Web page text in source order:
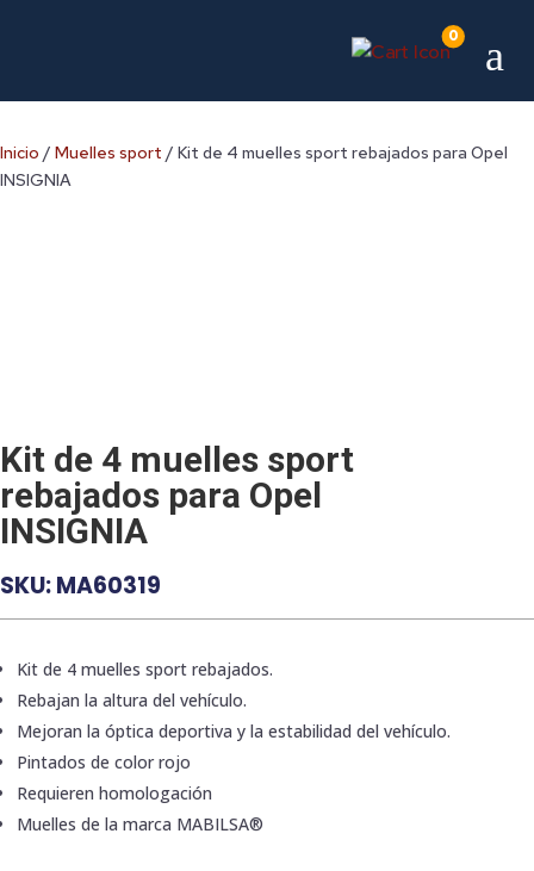
0 a
Inicio / Muelles sport / Kit de 4 muelles sport rebajados para Opel
INSIGNIA
Kit de 4 muelles sport
rebajados para Opel
INSIGNIA
SKU:MA60319
Kit de 4 muelles sport rebajados.
Rebajan la altura del vehículo.
Mejoran la óptica deportiva y la estabilidad del vehículo.
Pintados de color rojo
Requieren homologación
Muelles de la marca MABILSA®